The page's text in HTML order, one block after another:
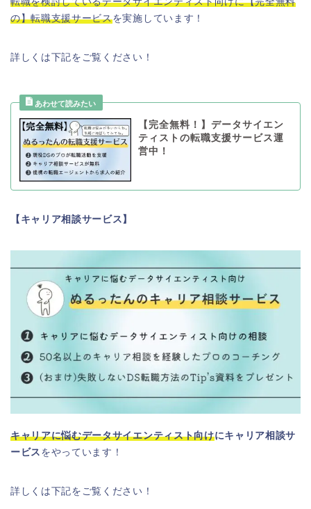
の】転職支援サービスを実施しています！
詳しくは下記をご覧ください！
【完全無料！】データサイエン
ティストの転職支援サービス運
営中！
【キャリア相談サービス】
キャリアに悩むデータサイエンティスト向けにキャリア相談サ
ービス をやっています！
詳しくは下記をご覧ください！